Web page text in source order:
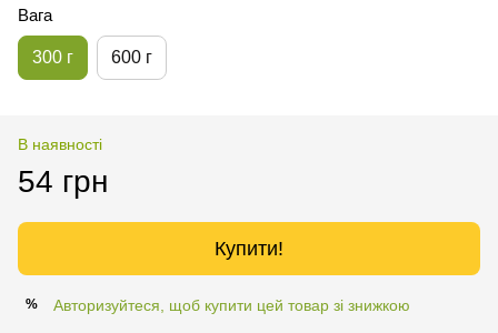
Вага
300 г 600 г
В наявності
54 грн
Купити!
% Авторизуйтеся, щоб купити цей товар зі знижкою